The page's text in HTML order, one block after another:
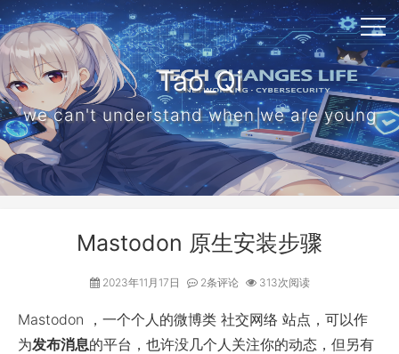
Tao_Qi
we can't understand when we are young
Mastodon 原生安装步骤
2023年11月17日 2条评论 313次阅读
Mastodon ，一个个人的微博类 社交网络 站点，可以作
为发布消息的平台，也许没几个人关注你的动态，但另有